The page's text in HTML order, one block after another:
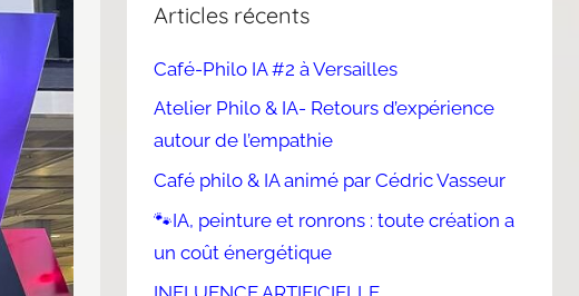
Articles récents
Café-Philo IA #2 à Versailles
Atelier Philo & IA- Retours d’expérience
autour de l’empathie
Café philo & IA animé par Cédric Vasseur
🐾IA, peinture et ronrons : toute création a
un coût énergétique